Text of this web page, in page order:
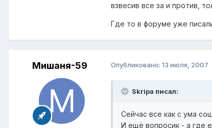
взвесив все за и против,
Где то в форуме уже
Мишаня-59 Опубликовано: 13 июля, 2007
Skripa писал:
Сейчас все как с ума
И ещё вопросик - а где